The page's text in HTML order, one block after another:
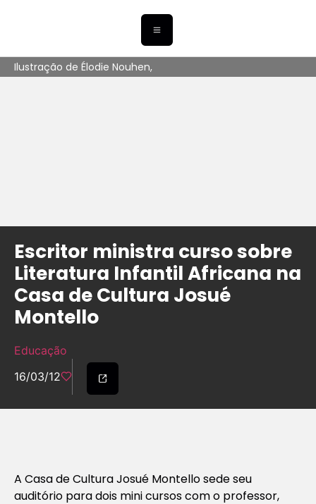
Ilustração de Élodie Nouhen,
Escritor ministra curso sobre
Literatura Infantil Africana na
Casa de Cultura Josué
Montello
Educação
16/03/12
A Casa de Cultura Josué Montello sede seu
auditório para dois mini cursos com o professor,